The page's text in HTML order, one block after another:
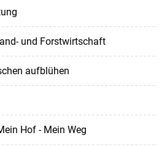
und Forstwirtschaft
aufblühen
Hof - Mein Weg